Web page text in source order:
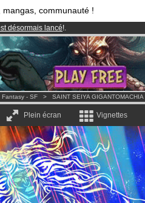
mangas, communauté !
désormais lancé!.
partir de3.95 eurospar mois !Clique ici
et 1208BDs & Mangas!
Fantasy - SF > SAINT SEIYA GIGANTOMACHIA
Plein écran Vignettes